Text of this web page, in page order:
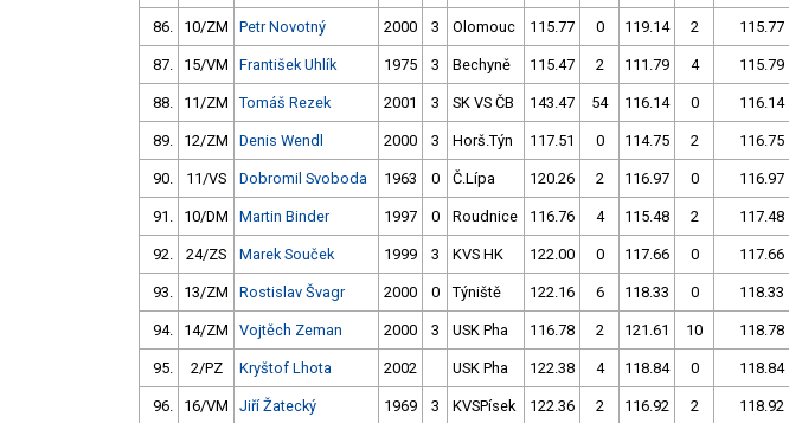
86. 10/ZM Petr Novotný 2000 3 Olomouc 115.77 0 119.14 2 115.77
87. 15/VM František Uhlík 1975 3 Bechyně 115.47 2 111.79 4 115.79
88. 11/ZM Tomáš Rezek 2001 3 SK VS ČB 143.47 54 116.14 0 116.14
89. 12/ZM Denis Wendl 2000 3 Horš.Týn 117.51 0 114.75 2 116.75
90. 11/VS Dobromil Svoboda 1963 0 Č.Lípa 120.26 2 116.97 0 116.97
91. 10/DM Martin Binder 1997 0 Roudnice 116.76 4 115.48 2 117.48
92. 24/ZS Marek Souček 1999 3 KVS HK 122.00 0 117.66 0 117.66
93. 13/ZM Rostislav Švagr 2000 0 Týniště 122.16 6 118.33 0 118.33
94. 14/ZM Vojtěch Zeman 2000 3 USK Pha 116.78 2 121.61 10 118.78
95. 2/PZ Kryštof Lhota 2002 USK Pha 122.38 4 118.84 0 118.84
96. 16/VM Jiří Žatecký 1969 3 KVSPísek 122.36 2 116.92 2 118.92